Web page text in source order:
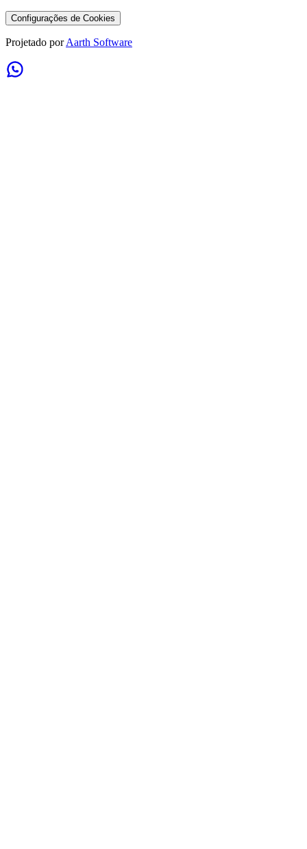
Configurações de Cookies
Projetado por Aarth Software